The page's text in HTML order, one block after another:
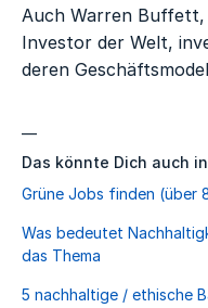
Auch Warren
Investor der Welt,
deren
—
Das könnte Dich auch
Grüne Jobs finden (über
Was bedeutet
das Thema
5 nachhaltige / ethische